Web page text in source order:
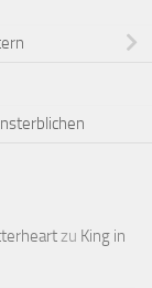
zu King in